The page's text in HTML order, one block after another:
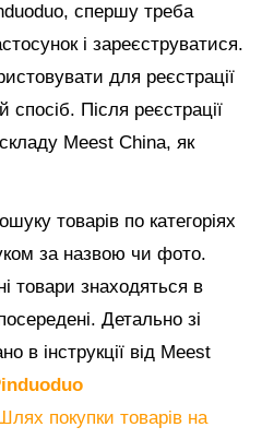
спершу треба
і зареєструватися.
для реєстрації
Після реєстрації
Meest China, як
товарів по категоріях
за назвою чи фото.
товари знаходяться в
Детально зі
в інструкції від Meest
Шлях покупки товарів на